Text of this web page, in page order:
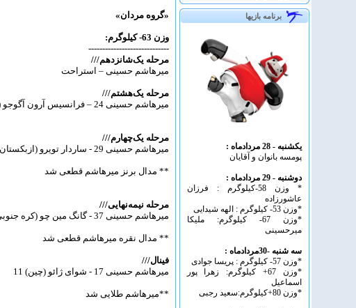
«گروه مردان»
وزن 63- کیلوگرم:
-----------------------------
مرحله یک‌شانزدهم///
میرهاشم حسینی – استراحت
مرحله یک‌هشتم///
میرهاشم حسینی 24 – فرانسیس آرون آگوجو (فیلیپین) 2
مرحله یک‌چهارم///
میرهاشم حسینی 29 - ساردار تویرو (ازبکستان)9
** مدال برنز میرهاشم قطعی شد
مرحله نیمه‌نهایی///
میرهاشم حسینی 37 - گانگ مین چو (کره جنوبی) 29
** مدال نقره میرهاشم قطعی شد
فینال///
میرهاشم حسینی 17 - شوای ژائو (چین) 11
**میرهاشم طلایی شد
برنامه بازیها
یکشنبه - 28 مردادماه :
پومسه بانوان و آقایان
دوشنبه - 29 مردادماه :
* وزن 58-کیلوگرم : فرزان
عاشورزاده
*وزن 53- کیلوگرم : الهه شیدایی
*وزن 67- کیلوگرم: ملیکا
میرحسینی
سه شنبه -30مردادماه :
*وزن 57- کیلوگرم : پریسا جوادی
*وزن 67+ کیلوگرم: زهرا پور
اسماعیل
*وزن 80+کیلوگرم:سعید رجبی